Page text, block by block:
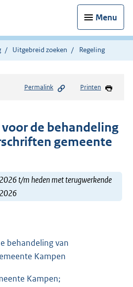
Menu
Uitgebreid zoeken Regeling
Permalink Printen
de behandeling
gemeente
t/m heden met terugwerkende
behandeling van
Kampen
Kampen;